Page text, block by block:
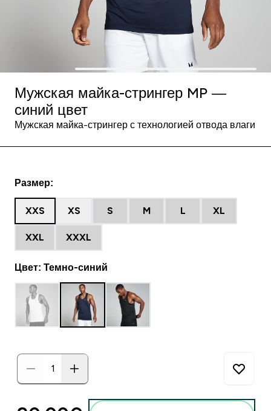
Мужская майка-стрингер MP —
синий цвет
Мужская майка-стрингер с технологией отвода влаги
Размер:
XXS XS S M L XL
XXL XXXL
Цвет: Темно-синий